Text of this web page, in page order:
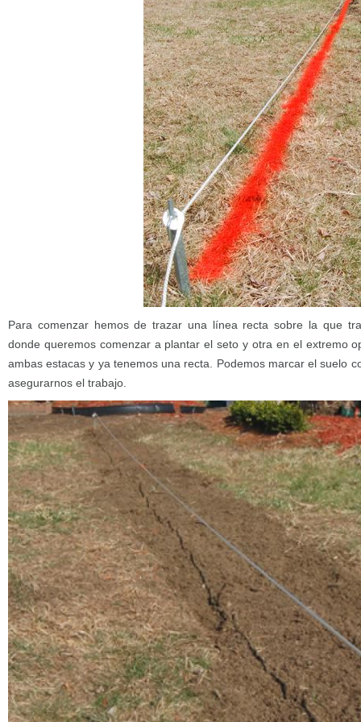
Para comenzar hemos de trazar una línea recta sobre la que
donde queremos comenzar a plantar el seto y otra en el extremo
ambas estacas y ya tenemos una recta. Podemos marcar el suelo
asegurarnos el trabajo.